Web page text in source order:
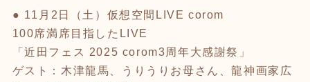
● 11月2日（土）仮想空間LIVE corom
100席満席目指したLIVE
「近田フェス 2025 corom3周年大感謝祭」
ゲスト：木津龍馬、うりうりお母さん、龍神画家広